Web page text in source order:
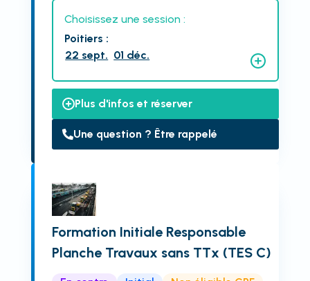
Choisissez une session :
Poitiers :
22 sept. 01 déc.
Plus d'infos et réserver
Une question ? Être rappelé
Formation Initiale Responsable
Planche Travaux sans TTx (TES C)